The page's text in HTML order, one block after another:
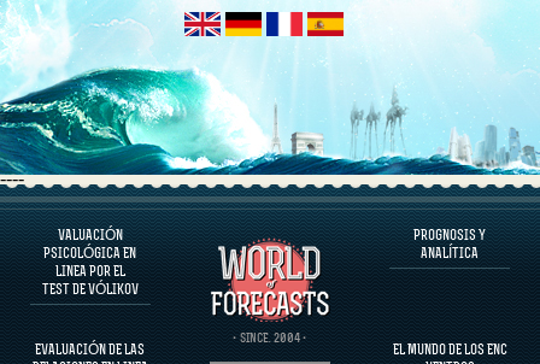
----
VALUACIÓN
PSICOLÓGICA EN
LINEA POR EL
TEST DE VÓLIKOV
EVALUACIÓN DE LAS
· SINCE. 2004 ·
PROGNOSIS Y
ANALÍTICA
EL MUNDO DE LOS ENC
EL PROGRAMA
EVALUAR EL CARÁCTER
EVALUACIÓN DEL CARÁCTER DE PERSONAJES FAMOSOS
EL PROGRAMA
EVALUAR LA COMPATIBILIDAD DE LA PAREJA